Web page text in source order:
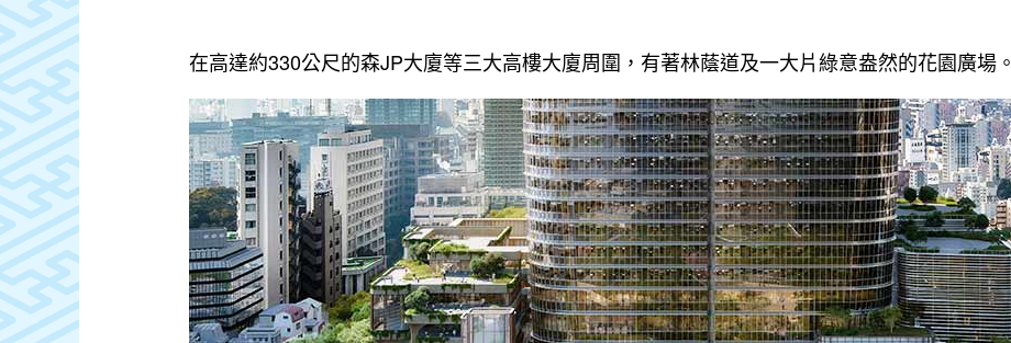
在高達約330公尺的森JP大廈等三大高樓大廈周圍，有著林蔭道及一大片綠意盎然的花園廣場。